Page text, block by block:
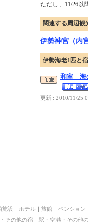
ただし、11/26以
関連する周辺観
伊勢神宮（内宮
伊勢海老1匹と
和室 海
更新 : 2010/11/25
施設 ホテル 旅館 ペンション
その他の宿｜ 駅・空港・その他